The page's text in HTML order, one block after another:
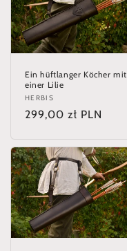
Ein hüftlanger Köcher mit
einer Lilie
Anbieter:
HERBIS
Normaler
299,00 zł PLN